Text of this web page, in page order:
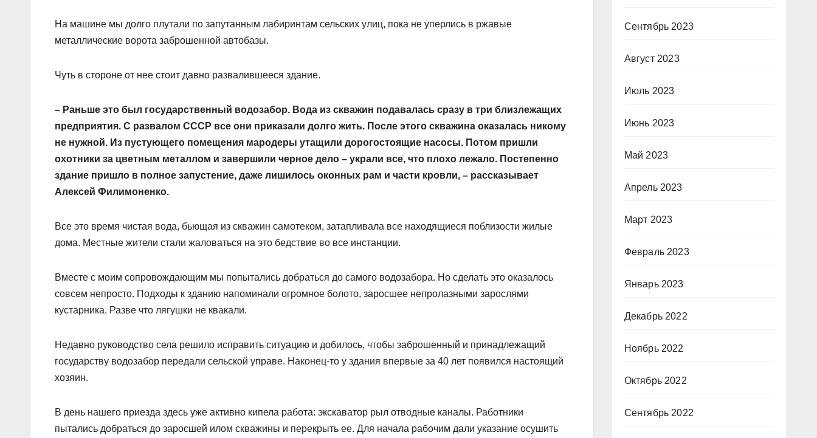
На машине мы долго плутали по запутанным лабиринтам сельских улиц, пока не уперлись в ржавые
металлические ворота заброшенной автобазы.
Чуть в стороне от нее стоит давно развалившееся здание.
– Раньше это был государст­венный водозабор. Вода из скважин подавалась сразу в три близлежащих
предприятия. С развалом СССР все они приказали долго жить. После этого скважина оказалась никому
не нужной. Из пустующего помещения мародеры утащили дорогостоящие насосы. Потом пришли
охотники за цветным металлом и завершили черное дело – украли все, что плохо лежало. Постепенно
здание пришло в полное запустение, даже лишилось оконных рам и части кровли, – рассказывает
Алексей Филимоненко.
Все это время чистая вода, бьющая из скважин самотеком, затапливала все находящиеся поблизости жилые
дома. Местные жители стали жаловаться на это бедствие во все инстанции.
Вместе с моим сопровождающим мы попытались добраться до самого водозабора. Но сделать это оказалось
совсем непросто. Подходы к зданию напоминали огромное болото, заросшее непролазными зарослями
кустарника. Разве что лягушки не квакали.
Недавно руководство села решило исправить ситуацию и добилось, чтобы заброшенный и принадлежащий
государству водозабор передали сельской управе. Наконец-то у здания впервые за 40 лет появился настоящий
хозяин.
В день нашего приезда здесь уже активно кипела работа: экскаватор рыл отводные каналы. Работники
пытались добраться до заросшей илом скважины и перекрыть ее. Для начала рабочим дали указание осушить
Сентябрь 2023
Август 2023
Июль 2023
Июнь 2023
Май 2023
Апрель 2023
Март 2023
Февраль 2023
Январь 2023
Декабрь 2022
Ноябрь 2022
Октябрь 2022
Сентябрь 2022